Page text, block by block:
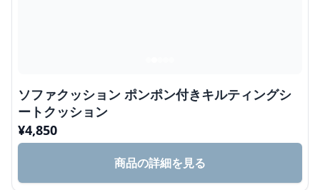
ソファクッション ポンポン付きキルティングシ
ートクッション
¥4,850
商品の詳細を見る